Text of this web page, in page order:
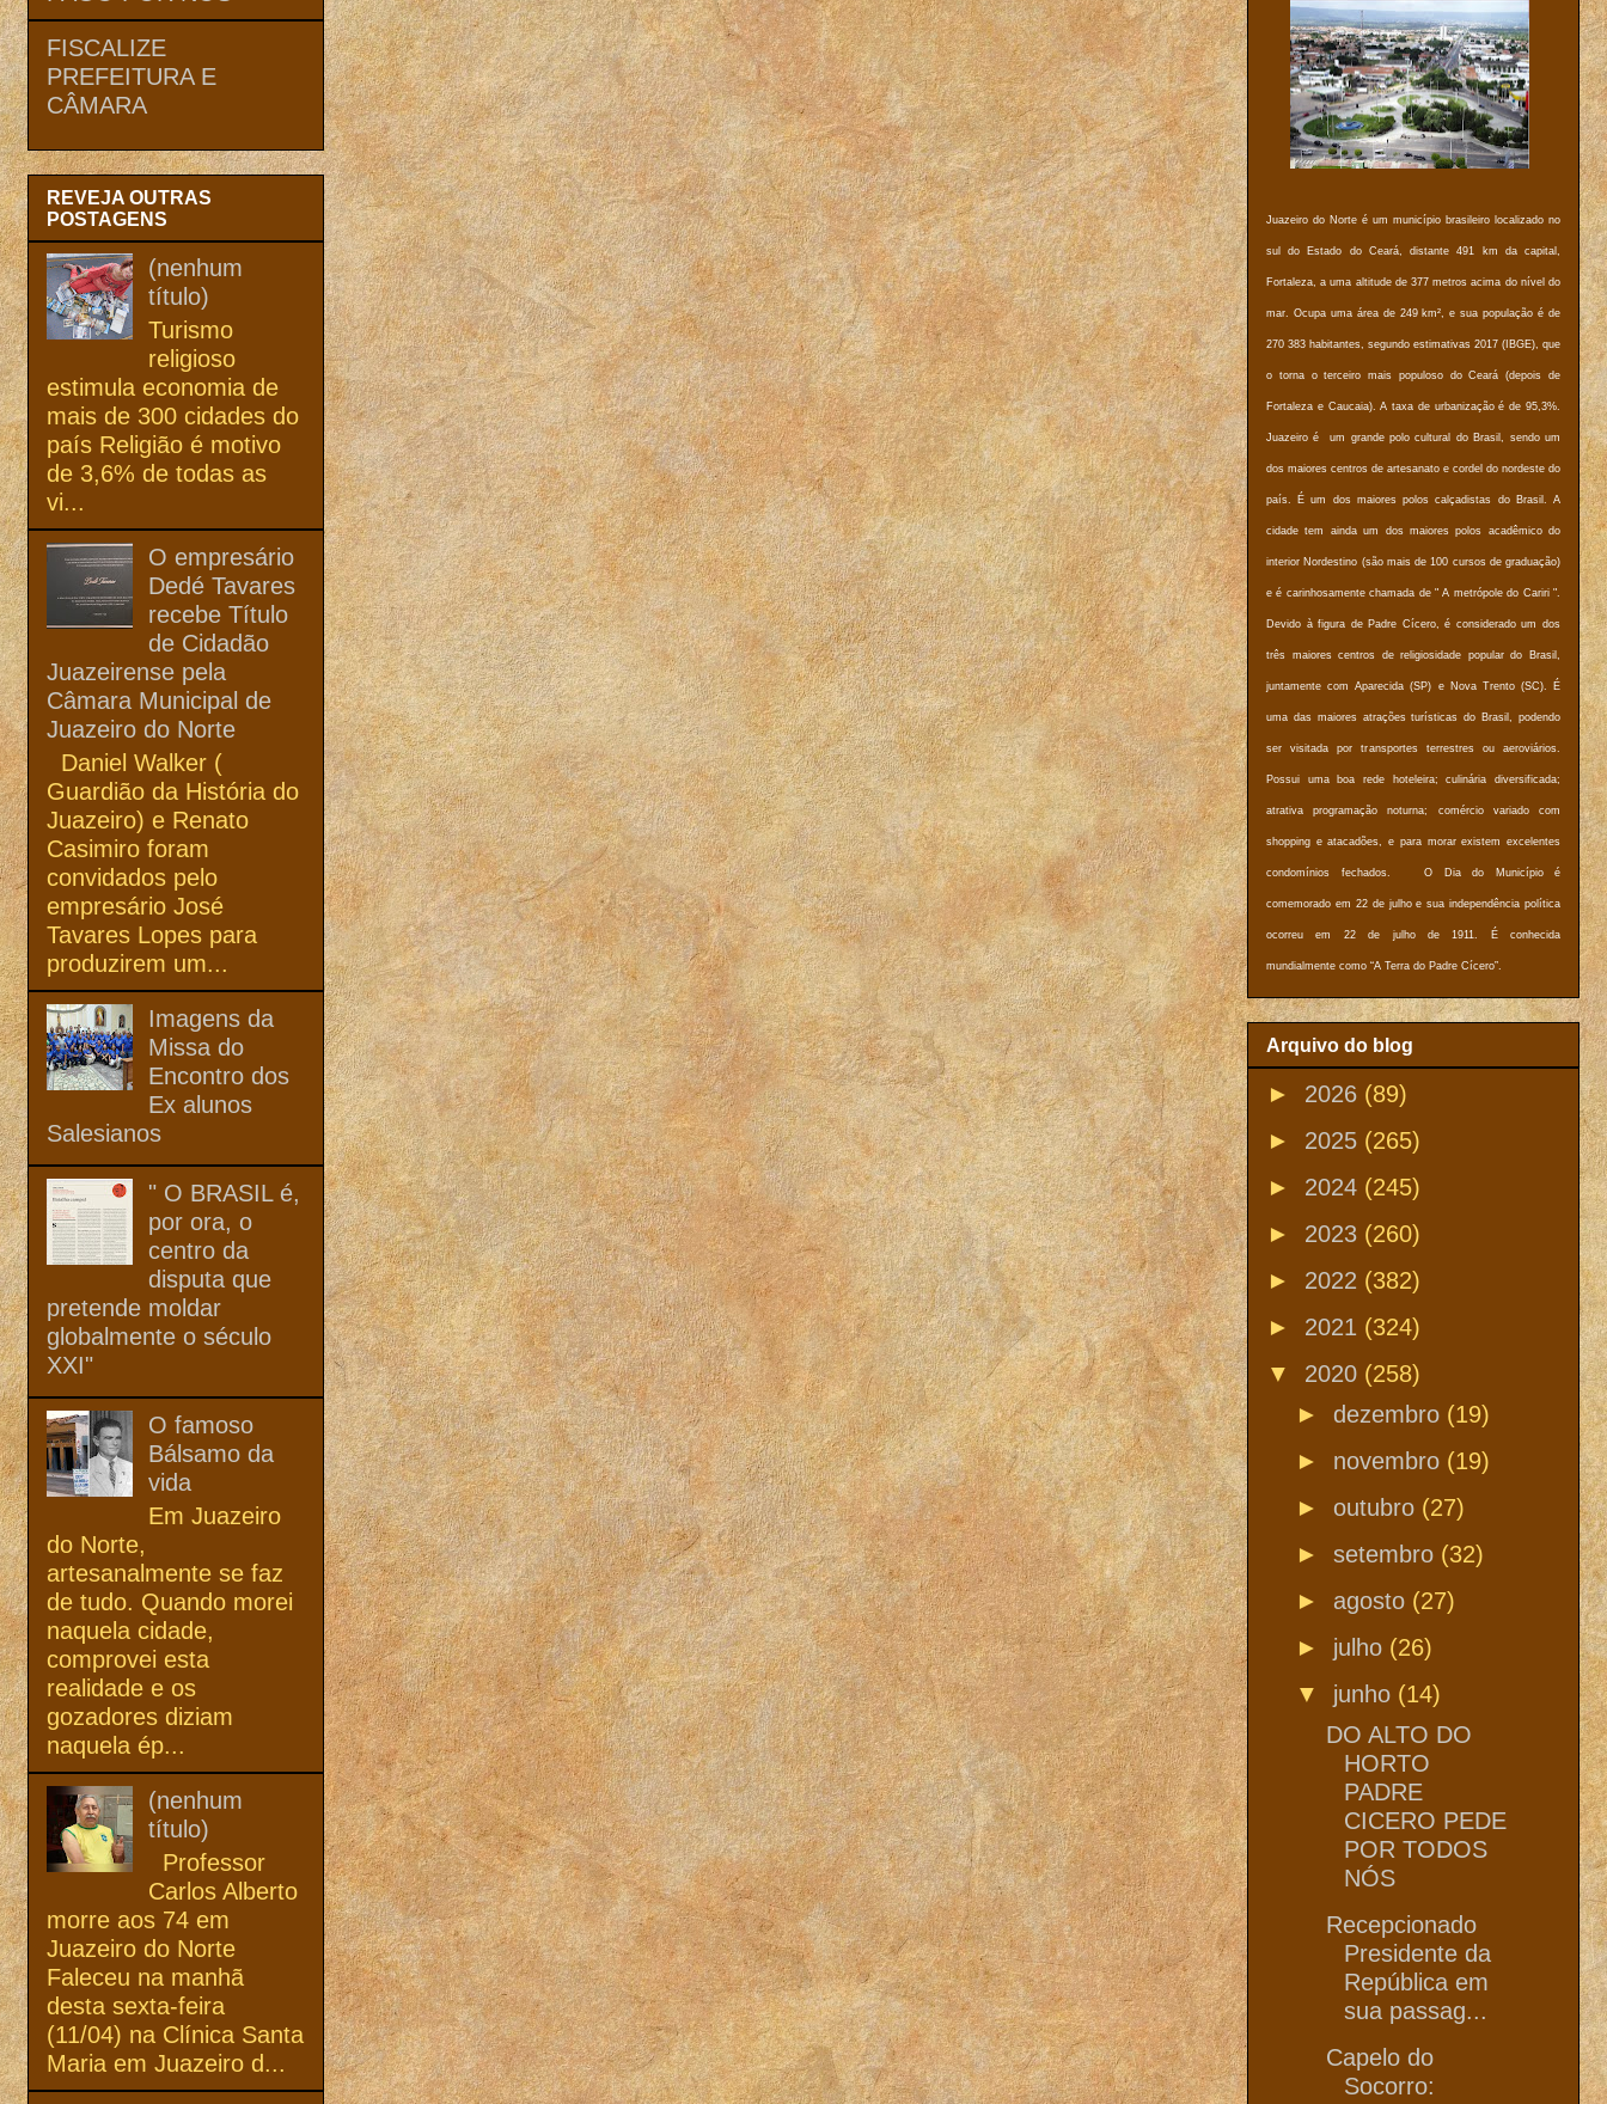
FISCALIZE
PREFEITURA E
CÂMARA
REVEJA OUTRAS
POSTAGENS
(nenhum
título)
Turismo
religioso
estimula economia de
mais de 300 cidades do
país Religião é motivo
de 3,6% de todas as
vi...
O empresário
Dedé Tavares
recebe Título
de Cidadão
Juazeirense pela
Câmara Municipal de
Juazeiro do Norte
Daniel Walker (
Guardião da História do
Juazeiro) e Renato
Casimiro foram
convidados pelo
empresário José
Tavares Lopes para
produzirem um...
Imagens da
Missa do
Encontro dos
Ex alunos
Salesianos
" O BRASIL é,
por ora, o
centro da
disputa que
pretende moldar
globalmente o século
XXI"
O famoso
Bálsamo da
vida
Em Juazeiro
do Norte,
artesanalmente se faz
de tudo. Quando morei
naquela cidade,
comprovei esta
realidade e os
gozadores diziam
naquela ép...
(nenhum
título)
Professor
Carlos Alberto
morre aos 74 em
Juazeiro do Norte
Faleceu na manhã
desta sexta-feira
(11/04) na Clínica Santa
Maria em Juazeiro d...
Juazeiro do Norte é um município brasileiro localizado no
sul do Estado do Ceará, distante 491 km da capital,
Fortaleza, a uma altitude de 377 metros acima do nível do
mar. Ocupa uma área de 249 km², e sua população é de
270 383 habitantes, segundo estimativas 2017 (IBGE), que
o torna o terceiro mais populoso do Ceará (depois de
Fortaleza e Caucaia). A taxa de urbanização é de 95,3%.
Juazeiro é um grande polo cultural do Brasil, sendo um
dos maiores centros de artesanato e cordel do nordeste do
país. É um dos maiores polos calçadistas do Brasil. A
cidade tem ainda um dos maiores polos acadêmico do
interior Nordestino (são mais de 100 cursos de graduação)
e é carinhosamente chamada de " A metrópole do Cariri ".
Devido à figura de Padre Cícero, é considerado um dos
três maiores centros de religiosidade popular do Brasil,
juntamente com Aparecida (SP) e Nova Trento (SC). É
uma das maiores atrações turísticas do Brasil, podendo
ser visitada por transportes terrestres ou aeroviários.
Possui uma boa rede hoteleira; culinária diversificada;
atrativa programação noturna; comércio variado com
shopping e atacadões, e para morar existem excelentes
condomínios fechados. O Dia do Município é
comemorado em 22 de julho e sua independência política
ocorreu em 22 de julho de 1911. É conhecida
mundialmente como “A Terra do Padre Cícero”.
Arquivo do blog
► 2026 (89)
► 2025 (265)
► 2024 (245)
► 2023 (260)
► 2022 (382)
► 2021 (324)
▼ 2020 (258)
► dezembro (19)
► novembro (19)
► outubro (27)
► setembro (32)
► agosto (27)
► julho (26)
▼ junho (14)
DO ALTO DO
HORTO
PADRE
CICERO PEDE
POR TODOS
NÓS
Recepcionado
Presidente da
República em
sua passag...
Capelo do
Socorro: